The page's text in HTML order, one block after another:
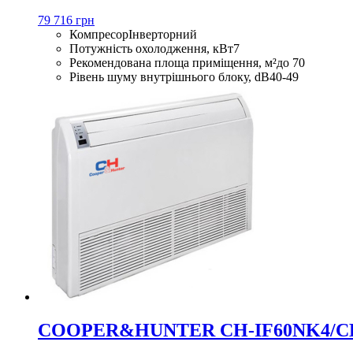
79 716 грн
КомпресорІнверторний
Потужність охолодження, кВт7
Рекомендована площа приміщення, м²до 70
Рівень шуму внутрішнього блоку, dB40-49
COOPER&HUNTER CH-IF60NK4/